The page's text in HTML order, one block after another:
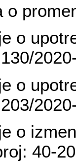
o
o
o
o
40-